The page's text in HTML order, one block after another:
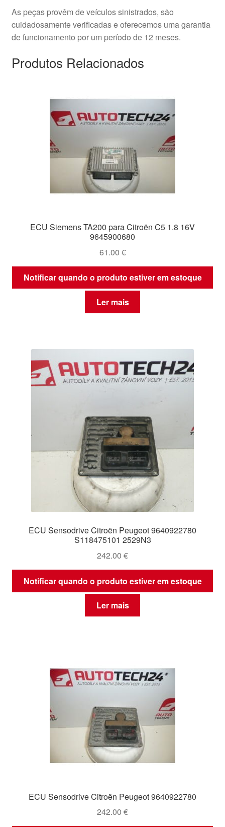
As peças provêm de veículos sinistrados, são
cuidadosamente verificadas e oferecemos uma garantia
de funcionamento por um período de 12 meses.
Produtos Relacionados
ECU Siemens TA200 para Citroën C5 1.8 16V
9645900680
61.00 €
Notificar quando o produto estiver em estoque
Ler mais
ECU Sensodrive Citroën Peugeot 9640922780
S118475101 2529N3
242.00 €
Notificar quando o produto estiver em estoque
Ler mais
ECU Sensodrive Citroën Peugeot 9640922780
242.00 €